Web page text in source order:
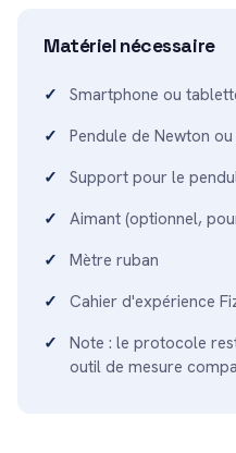
Matériel nécessaire
Smartphone ou
Pendule de Newton
Support pour le
Aimant (optionnel,
Mètre ruban
Cahier d'expérience
Note : le protocole
outil de mesure